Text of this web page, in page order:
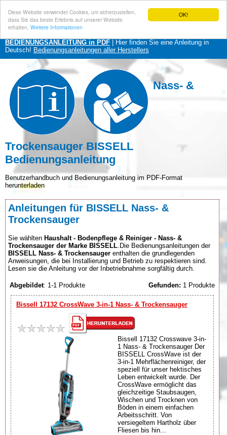
OK!
Diese Website verwendet Cookies, um sicherzustellen,
dass Sie das beste Erlebnis auf unserer Website
erhalten. Weitere Informationen
BEDIENUNGSANLEITUNG in PDF | Hier finden Sie eine Anleitung in
Deutsch! Bedienungsanleitungen aller Herstellers
Nass- &
Trockensauger BISSELL
Bedienungsanleitung
Benutzerhandbuch und Bedienungsanleitung im PDF-Format
herunterladen
Anleitungen für BISSELL Nass- &
Trockensauger
Sie wählten Haushalt - Bodenpflege & Reiniger - Nass- &
Trockensauger der Marke BISSELL .Die Bedienungsanleitungen der
BISSELL Nass- & Trockensauger enthalten die grundlegenden
Anweisungen, die bei Installierung und Betrieb zu respektieren sind.
Lesen sie die Anleitung vor der Inbetriebnahme sorgfältig durch.
Abgebildet: 1-1 Produkte Gefunden: 1 Produkte
Bissell 17132 CrossWave 3-in-1 Nass- & Trockensauger
Bissell 17132 Crosswave 3-in-
1 Nass- & Trockensauger Der
BISSELL CrossWave ist der
3-in-1 Mehrflächenreiniger, der
speziell für unser hektisches
Leben entwickelt wurde. Der
CrossWave ermöglicht das
gleichzeitige Staubsaugen,
Wischen und Trocknen von
Böden in einem einfachen
Arbeitsschritt. Von
versiegeltem Hartholz über
Fliesen bis hin...